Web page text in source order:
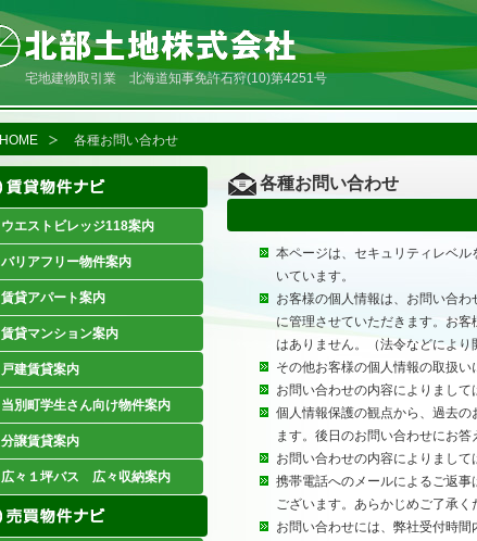
宅地建物取引業 北海道知事免許石狩(10)第4251号
HOME 各種お問い合わせ
ウエストビレッジ118案内
バリアフリー物件案内
賃貸アパート案内
賃貸マンション案内
戸建賃貸案内
当別町学生さん向け物件案内
分譲賃貸案内
広々１坪バス 広々収納案内
各種お問い合わせ
本ページは、セキュリティレベ
いています。
お客様の個人情報は、お問い合
に管理させていただきます。お
はありません。（法令などにより
その他お客様の個人情報の取扱い
お問い合わせの内容によりまして
個人情報保護の観点から、過去
ます。後日のお問い合わせにお
お問い合わせの内容によりまして
携帯電話へのメールによるご返
ございます。あらかじめご了承く
お問い合わせには、弊社受付時間